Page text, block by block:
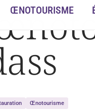
ŒNOTOURISME
Œnotourisme